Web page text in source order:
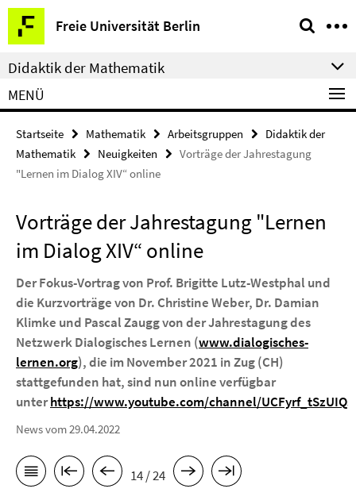
Springe
direkt
zu
Inhalt
Freie Universität Berlin
Service-
Navigation
Didaktik der Mathematik
MENÜ
Startseite Mathematik Arbeitsgruppen
Didaktik der
Mathematik
Neuigkeiten
Vorträge der Jahrestagung
"Lernen im Dialog XIV“ online
Vorträge der Jahrestagung "Lernen
im Dialog XIV“ online
Der Fokus-Vortrag von Prof. Brigitte Lutz-Westphal und
die Kurzvorträge von Dr. Christine Weber, Dr. Damian
Klimke und Pascal Zaugg von der Jahrestagung des
Netzwerk Dialogisches Lernen (www.dialogisches-
lernen.org), die im November 2021 in Zug (CH)
stattgefunden hat, sind nun online verfügbar
unterhttps://www.youtube.com/channel/
News vom 29.04.2022
14 / 24